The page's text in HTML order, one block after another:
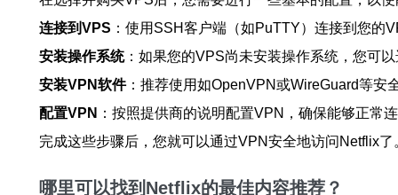
连接到VPS ：使用SSH客户端（如PuTTY）连接到您的
安装操作系统：如果您的VPS尚未安装操作系统，您可
安装VPN软件：推荐使用如OpenVPN或WireGuard等安
配置VPN ：按照提供商的说明配置VPN，确保能够正常
完成这些步骤后，您就可以通过VPN安全地访问Netflix了
哪里可以找到Netflix的最佳内容推荐？